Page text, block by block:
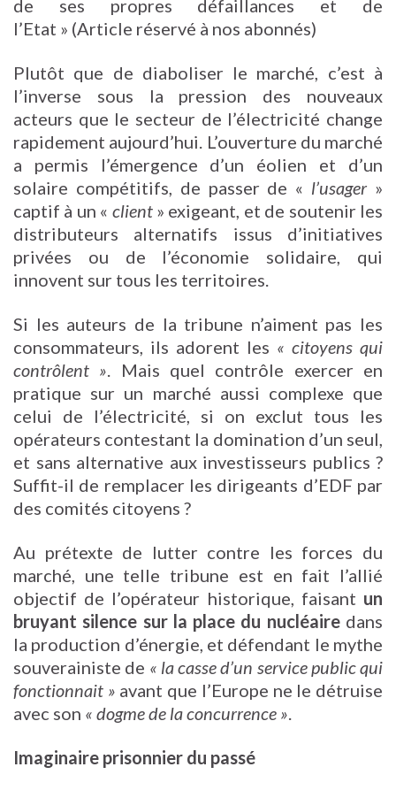
de ses propres défaillances et de
l’Etat » (Article réservé à nos abonnés)
Plutôt que de diaboliser le marché, c’est à
l’inverse sous la pression des nouveaux
acteurs que le secteur de l’électricité change
rapidement aujourd’hui. L’ouverture du marché
a permis l’émergence d’un éolien et d’un
solaire compétitifs, de passer de « l’usager »
captif à un « client» exigeant, et de soutenir les
distributeurs alternatifs issus d’initiatives
privées ou de l’économie solidaire, qui
innovent sur tous les territoires.
Si les auteurs de la tribune n’aiment pas les
consommateurs, ils adorent les « citoyens qui
contrôlent ». Mais quel contrôle exercer en
pratique sur un marché aussi complexe que
celui de l’électricité, si on exclut tous les
opérateurs contestant la domination d’un seul,
et sans alternative aux investisseurs publics ?
Suffit-il de remplacer les dirigeants d’EDF par
des comités citoyens ?
Au prétexte de lutter contre les forces du
marché, une telle tribune est en fait l’allié
objectif de l’opérateur historique, faisant un
bruyant silence sur la place du nucléairedans
la production d’énergie, et défendant le mythe
souverainiste de « la casse d’un service public qui
fonctionnait » avant que l’Europe ne le détruise
avec son « dogme de la concurrence ».
Imaginaire prisonnier du passé